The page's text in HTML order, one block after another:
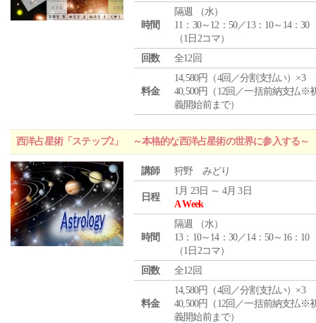
時間
隔週 （水）
11：30～12：50／13：10～14：30
（1日2コマ）
回数
全12回
料金
14,580円（4回／分割支払い）×3
40,500円（12回／一括前納支払※
義開始前まで）
西洋占星術「ステップ2」 ～本格的な西洋占星術の世界に参入する～
講師 狩野 みどり
日程
1月 23日 ～ 4月 3日
A Week
時間
隔週 （水）
13：10～14：30／14：50～16：10
（1日2コマ）
回数
全12回
料金
14,580円（4回／分割支払い）×3
40,500円（12回／一括前納支払※
義開始前まで）